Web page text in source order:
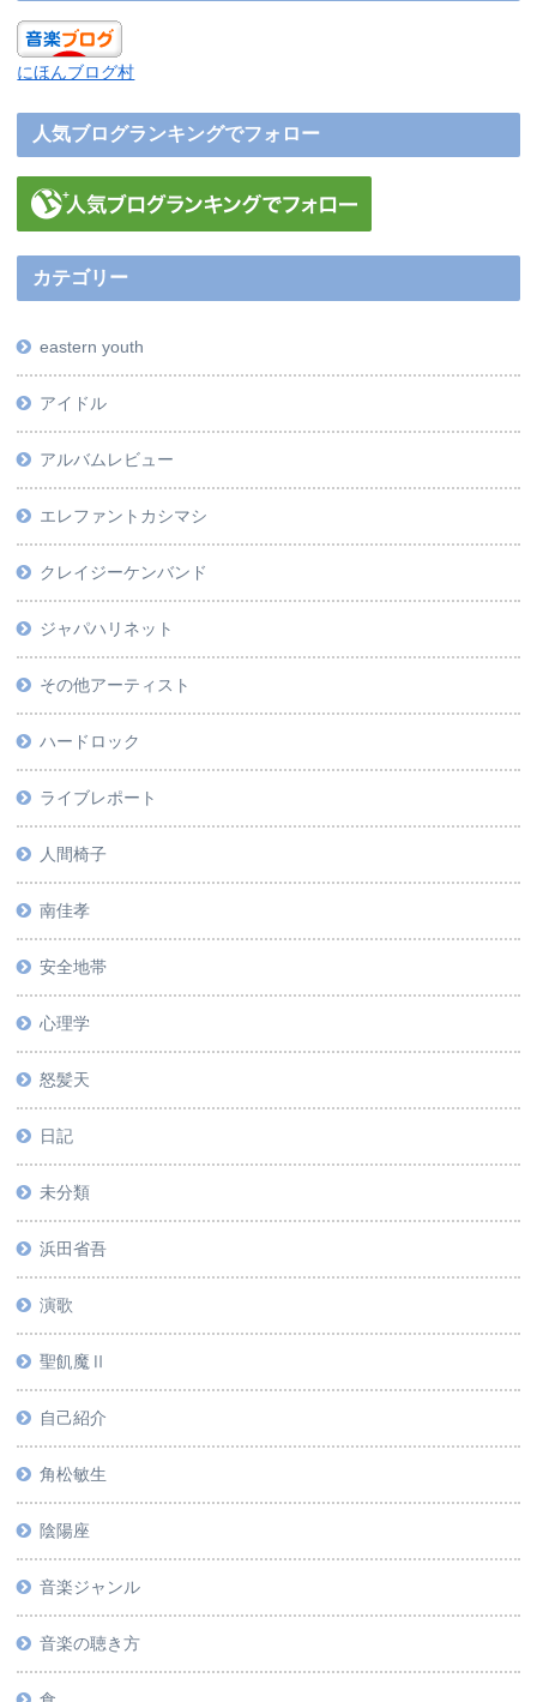
にほんブログ村
人気ブログランキングでフォロー
カテゴリー
eastern youth
アイドル
アルバムレビュー
エレファントカシマシ
クレイジーケンバンド
ジャパハリネット
その他アーティスト
ハードロック
ライブレポート
人間椅子
南佳孝
安全地帯
心理学
怒髪天
日記
未分類
浜田省吾
演歌
聖飢魔Ⅱ
自己紹介
角松敏生
陰陽座
音楽ジャンル
音楽の聴き方